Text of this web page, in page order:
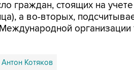
граждан, стоящих на
а во-вторых,
организации
Антон Котяков